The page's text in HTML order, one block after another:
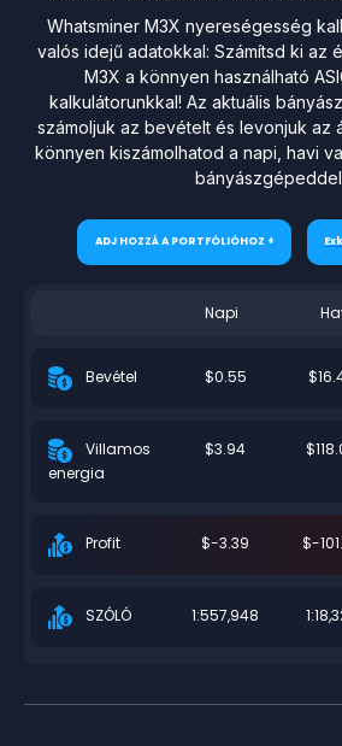
Whatsminer M3X nyereségesség
valós idejű adatokkal: Számítsd ki az
M3X a könnyen használható
kalkulátorunkkal! Az aktuális
számoljuk az bevételt és levonjuk az
könnyen kiszámolhatod a napi, havi
ADJ HOZZÁ A PORTFÓLIÓHOZ +
Napi
Bevétel $0.55
Villamos
energia
$3.94
Profit $-3.39 $-
SZÓLÓ 1:557,948